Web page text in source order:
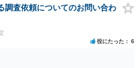
調査依頼についてのお問い合わ
役にたった 6